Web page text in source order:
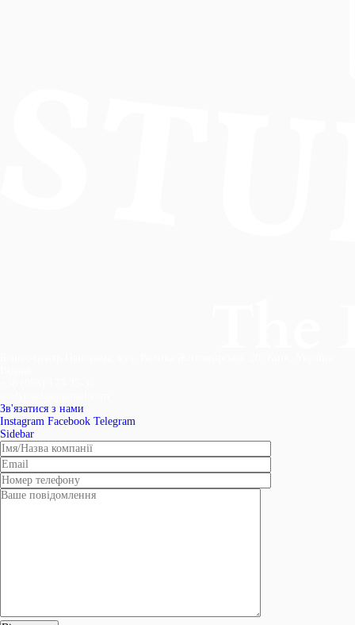
Зв'язатися з нами
Instagram Facebook Telegram
Sidebar